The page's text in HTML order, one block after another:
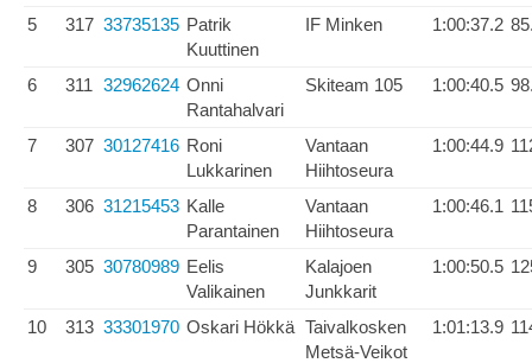
5 317 33735135 Patrik
Kuuttinen
IF Minken 1:00:37.2
6 311 32962624 Onni
Rantahalvari
Skiteam 105 1:00:40.5
7 307 30127416 Roni
Lukkarinen
Vantaan
Hiihtoseura
1:00:44.9
8 306 31215453 Kalle
Parantainen
Vantaan
Hiihtoseura
1:00:46.1
9 305 30780989 Eelis
Valikainen
Kalajoen
Junkkarit
1:00:50.5
10 313 33301970 Oskari Hökkä Taivalkosken
Metsä-Veikot
1:01:13.9